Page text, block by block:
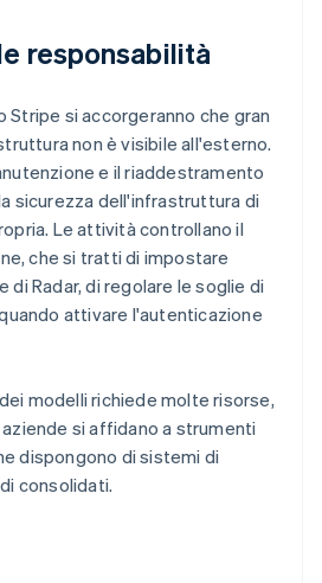
responsabilità
Stripe si accorgeranno che gran
non è visibile all'esterno.
e il riaddestramento
sicurezza dell'infrastruttura di
Le attività controllano il
che si tratti di impostare
Radar, di regolare le soglie di
attivare l'autenticazione
modelli richiede molte risorse,
si affidano a strumenti
dispongono di sistemi di
consolidati.